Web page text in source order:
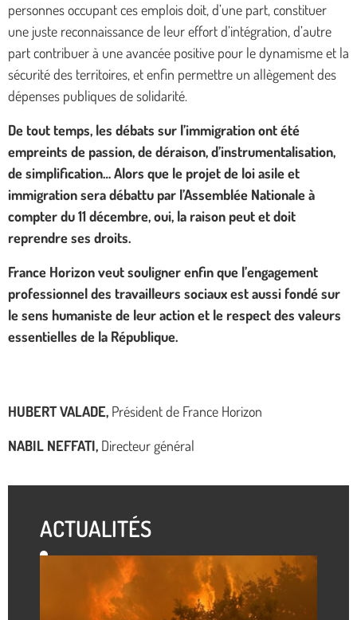
personnes occupant ces emplois doit, d’une part, constituer
une juste reconnaissance de leur effort d’intégration, d’autre
part contribuer à une avancée positive pour le dynamisme et la
sécurité des territoires, et enfin permettre un allègement des
dépenses publiques de solidarité.
De tout temps, les débats sur l’immigration ont été
empreints de passion, de déraison, d’instrumentalisation,
de simplification… Alors que le projet de loi asile et
immigration sera débattu par l’Assemblée Nationale à
compter du 11 décembre, oui, la raison peut et doit
reprendre ses droits.
France Horizon veut souligner enfin que l’engagement
professionnel des travailleurs sociaux est aussi fondé sur
le sens humaniste de leur action et le respect des valeurs
essentielles de la République.
HUBERT VALADE, Président de France Horizon
NABIL NEFFATI, Directeur général
ACTUALITÉS